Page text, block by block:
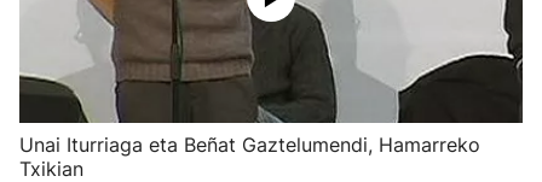
Unai Iturriaga eta Beñat Gaztelumendi, Hamarreko
Txikian